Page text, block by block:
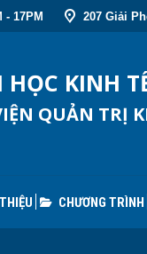
- 17PM 207 Giải
KINH
QUẢN TRỊ
CHƯƠNG TRÌNH
CHƯƠNG TRÌNH